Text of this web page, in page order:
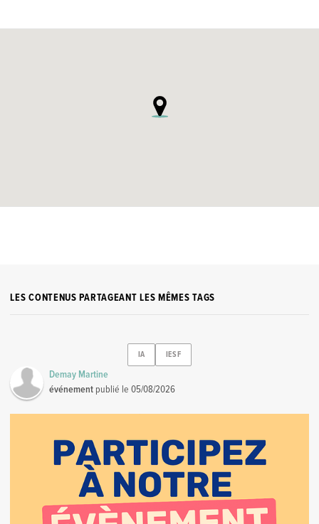
LES CONTENUS PARTAGEANT LES MÊMES TAGS
IA IESF
Demay Martine
événement publié le05/08/2026